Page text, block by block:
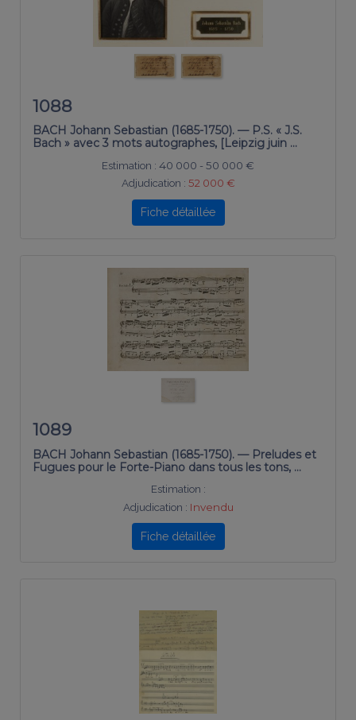
1088
BACH Johann Sebastian (1685-1750). — P.S. « J.S.
Bach » avec 3 mots autographes, [Leipzig juin …
Estimation : 40 000 - 50 000 €
Adjudication : 52 000 €
Fiche détaillée
1089
BACH Johann Sebastian (1685-1750). — Preludes et
Fugues pour le Forte-Piano dans tous les tons, …
Estimation :
Adjudication : Invendu
Fiche détaillée